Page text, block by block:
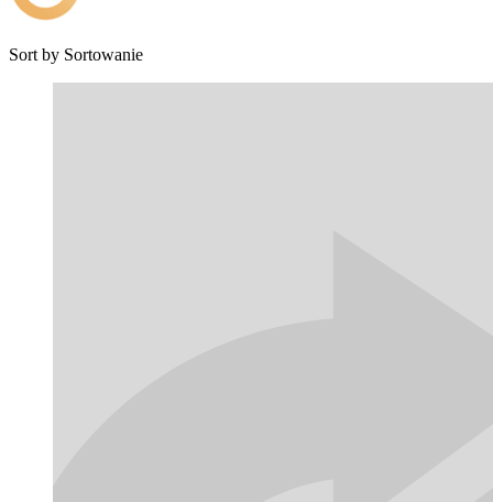
Sort by Sortowanie